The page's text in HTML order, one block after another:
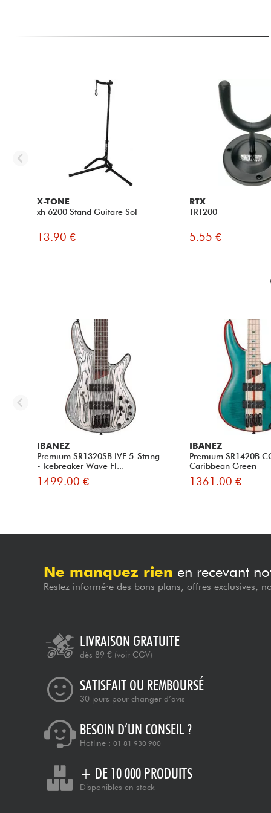
X-TONE
xh 6200 Stand Guitare Sol
13.90 €
RTX
TRT200
5.55 €
IBANEZ
Premium SR1320SB IVF 5-String
- Icebreaker Wave Fl...
1499.00 €
IBANEZ
Premium SR1420B
Caribbean Green
1361.00 €
Ne manquez rien en recevant
Restez informé·e des bons plans, offres exclusives,
LIVRAISON GRATUITE
dès 89 € (voir CGV)
SATISFAIT OU REMBOURSÉ
30 jours pour changer d’avis
BESOIN D’UN CONSEIL ?
Hotline : 01 81 930 900
+ DE 10 000 PRODUITS
Disponibles en stock